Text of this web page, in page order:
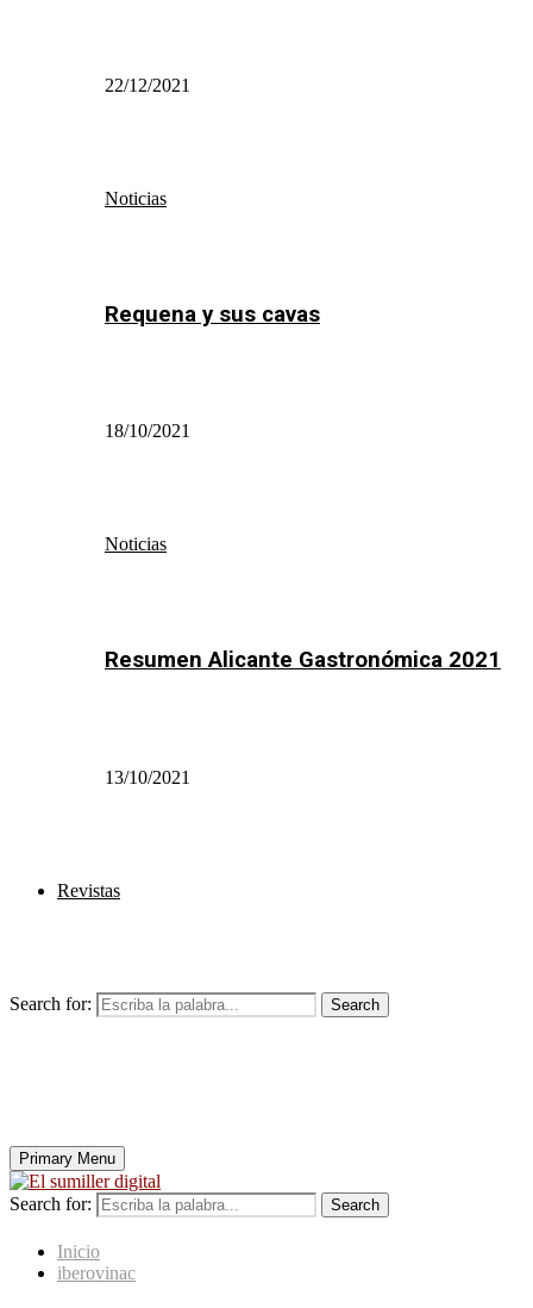
22/12/2021
Noticias
Requena y sus cavas
18/10/2021
Noticias
Resumen Alicante Gastronómica 2021
13/10/2021
Revistas
Search for: Search
Primary Menu
Search for: Search
Inicio
iberovinac